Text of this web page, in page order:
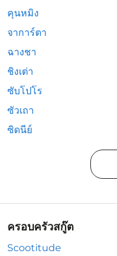
คุนหมิง
จาการ์ตา
ฉางชา
ชิงเต่า
ซับโปโร
ซัวเถา
ซิดนีย์
ครอบครัวสกู๊ต
Scootitude